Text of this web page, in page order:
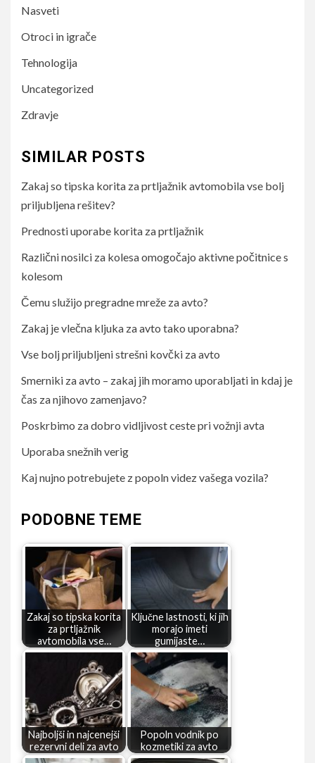
Nasveti
Otroci in igrače
Tehnologija
Uncategorized
Zdravje
SIMILAR POSTS
Zakaj so tipska korita za prtljažnik avtomobila vse bolj
priljubljena rešitev?
Prednosti uporabe korita za prtljažnik
Različni nosilci za kolesa omogočajo aktivne počitnice s
kolesom
Čemu služijo pregradne mreže za avto?
Zakaj je vlečna kljuka za avto tako uporabna?
Vse bolj priljubljeni strešni kovčki za avto
Smerniki za avto – zakaj jih moramo uporabljati in kdaj je
čas za njihovo zamenjavo?
Poskrbimo za dobro vidljivost ceste pri vožnji avta
Uporaba snežnih verig
Kaj nujno potrebujete z popoln videz vašega vozila?
PODOBNE TEME
Zakaj so tipska korita
za prtljažnik
avtomobila vse…
Ključne lastnosti, ki jih
morajo imeti
gumijaste…
Najboljši in najcenejši
rezervni deli za avto
Popoln vodnik po
kozmetiki za avto